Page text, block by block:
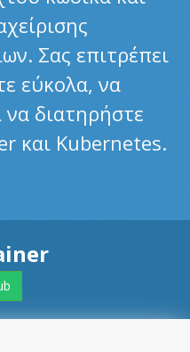
Σας επιτρέπει
εύκολα, να
να διατηρήστε
και Kubernetes.